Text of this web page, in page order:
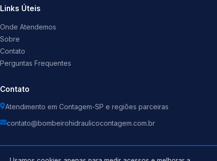
Links Úteis
Onde Atendemos
Sobre
Contato
Perguntas Frequentes
Contato
Atendimento em Contagem-SP e regiões parceiras
contato@bombeirohidraulicocontagem.com.br